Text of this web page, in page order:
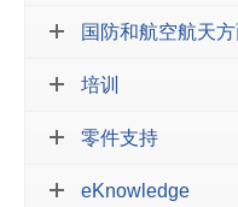
国防和航空航天
培训
零件支持
eKnowledge